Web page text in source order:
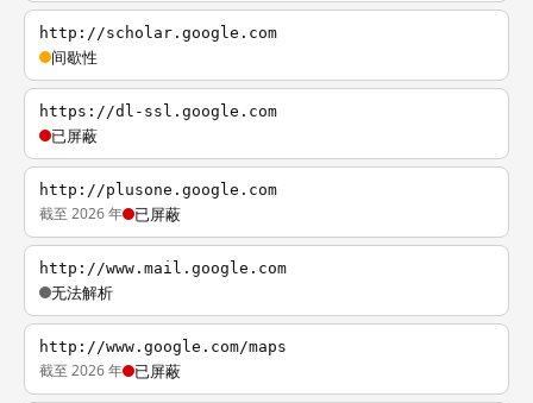
http://scholar.google.com
间歇性
https://dl-ssl.google.com
已屏蔽
http://plusone.google.com
截至 2026 年 已屏蔽
http://www.mail.google.com
无法解析
http://www.google.com/maps
截至 2026 年 已屏蔽